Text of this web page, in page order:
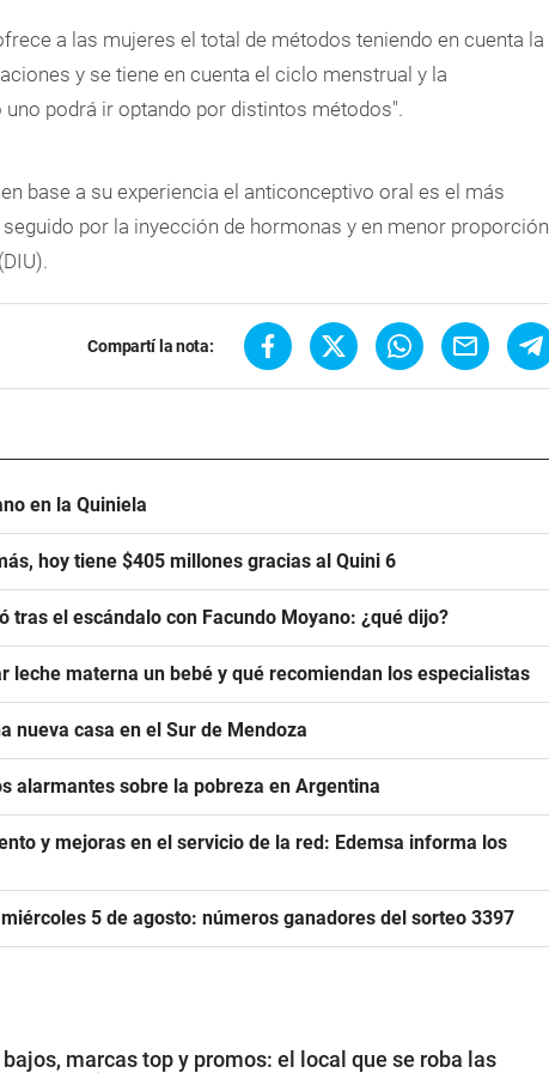
a las mujeres el total de métodos teniendo en cuenta la
y se tiene en cuenta el ciclo menstrual y la
uno podrá ir optando por distintos métodos".
base a su experiencia el anticonceptivo oral es el más
por la inyección de hormonas y en menor proporción
Compartí la nota:
en la Quiniela
hoy tiene $405 millones gracias al Quini 6
tras el escándalo con Facundo Moyano: ¿qué dijo?
leche materna un bebé y qué recomiendan los especialistas
nueva casa en el Sur de Mendoza
alarmantes sobre la pobreza en Argentina
y mejoras en el servicio de la red: Edemsa informa los
5 de agosto: números ganadores del sorteo 3397
marcas top y promos: el local que se roba las